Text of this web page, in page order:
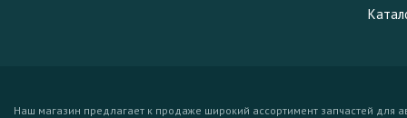
Наш магазин предлагает к продаже широкий ассортимент запчастей для